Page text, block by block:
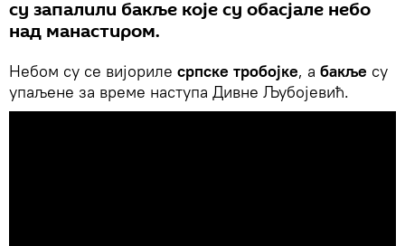
су запалили бакље које су обасјале небо
над манастиром.
Небом су се вијориле српске тробојке, а бакље су
упаљене за време наступа Дивне Љубојевић.